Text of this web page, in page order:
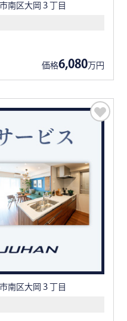
南区大岡３丁目
価格6,080万円
南区大岡３丁目